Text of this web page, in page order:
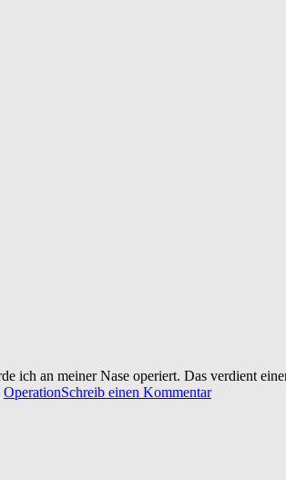
ich an meiner Nase operiert. Das verdient
OperationSchreib einen Kommentar